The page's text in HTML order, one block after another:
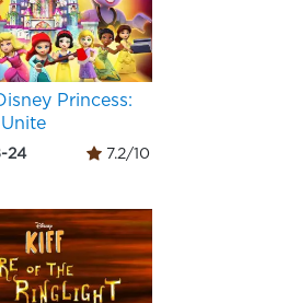
Princess:
24 7.2/10